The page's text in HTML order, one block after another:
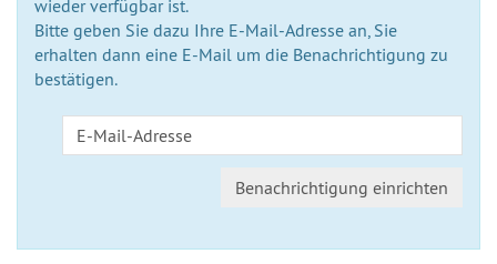
wieder verfügbar ist.
Bitte geben Sie dazu Ihre E-Mail-Adresse an, Sie
erhalten dann eine E-Mail um die Benachrichtigung zu
bestätigen.
Benachrichtigung einrichten